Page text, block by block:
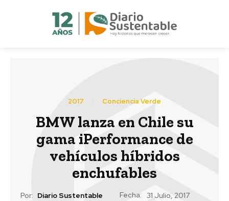
2017 Conciencia Verde
BMW lanza en Chile su
gama iPerformance de
vehículos híbridos
enchufables
Por: Diario Sustentable Fecha: 31 Julio, 2017